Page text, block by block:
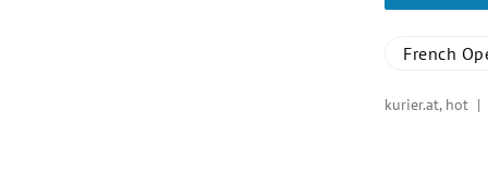
French
kurier.at, hot